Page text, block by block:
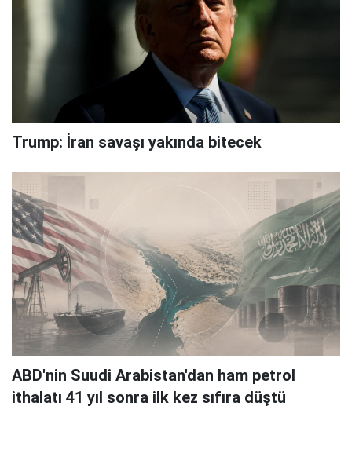
Trump: İran savaşı yakında bitecek
ABD'nin Suudi Arabistan'dan ham petrol
ithalatı 41 yıl sonra ilk kez sıfıra düştü